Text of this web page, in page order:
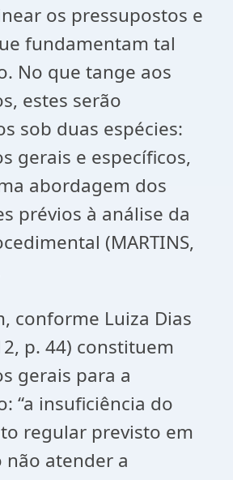
os pressupostos e
fundamentam tal
No que tange aos
estes serão
sob duas espécies:
gerais e específicos,
abordagem dos
prévios à análise da
(MARTINS,
conforme Luiza Dias
p. 44) constituem
gerais para a
“a insuficiência do
regular previsto em
não atender a